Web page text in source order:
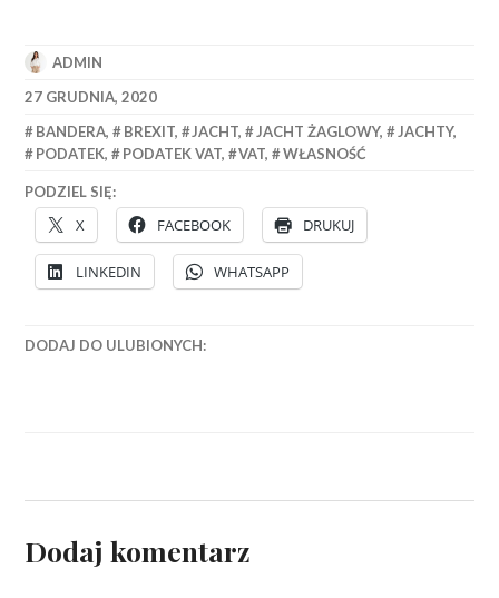
ADMIN
27 GRUDNIA, 2020
BANDERA, BREXIT, JACHT, JACHT ŻAGLOWY, JACHTY,
PODATEK, PODATEK VAT, VAT, WŁASNOŚĆ
PODZIEL SIĘ:
X FACEBOOK DRUKUJ
LINKEDIN WHATSAPP
DODAJ DO ULUBIONYCH:
Dodaj komentarz